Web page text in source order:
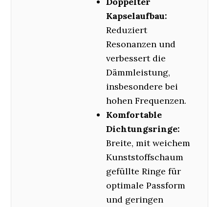
Kapselaufbau:
Reduziert
Resonanzen und
verbessert die
Dämmleistung,
insbesondere bei
hohen Frequenzen.
Komfortable
Dichtungsringe:
Breite, mit weichem
Kunststoffschaum
gefüllte Ringe für
optimale Passform
und geringen